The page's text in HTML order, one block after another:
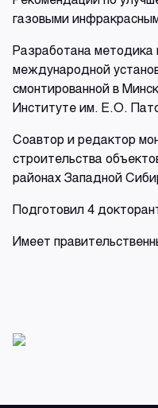
газовыми
Разработана методика
международной
смонтированной в
Институте им. Е.О.
Соавтор и редактор
строительства
районах Западной
Подготовил 4
Имеет